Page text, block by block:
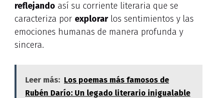
reflejando así su corriente literaria que se
caracteriza por explorarlos sentimientos y las
emociones humanas de manera profunda y
sincera.
Leer más: Los poemas más famosos de
Rubén Darío: Un legado literario inigualable